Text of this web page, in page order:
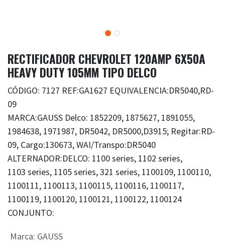
RECTIFICADOR CHEVROLET 120AMP 6X50A
HEAVY DUTY 105MM TIPO DELCO
CÓDIGO: 7127 REF:GA1627 EQUIVALENCIA:DR5040,RD-
09
MARCA:GAUSS Delco: 1852209, 1875627, 1891055,
1984638, 1971987, DR5042, DR5000,D3915; Regitar:RD-
09, Cargo:130673, WAI/Transpo:DR5040
ALTERNADOR:DELCO: 1100 series, 1102 series,
1103 series, 1105 series, 321 series, 1100109, 1100110,
1100111, 1100113, 1100115, 1100116, 1100117,
1100119, 1100120, 1100121, 1100122, 1100124
CONJUNTO:
Marca: GAUSS